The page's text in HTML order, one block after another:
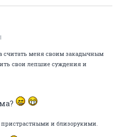
считать меня своим закадычным
свои лепшие суждения и
пристрастными и близорукими.